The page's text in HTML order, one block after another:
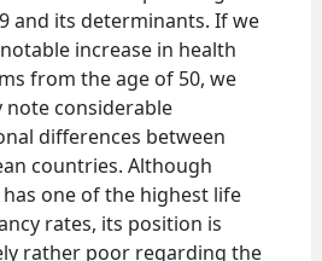
and its determinants. If we
increase in health
from the age of 50, we
note considerable
differences between
countries. Although
has one of the highest life
rates, its position is
rather poor regarding the